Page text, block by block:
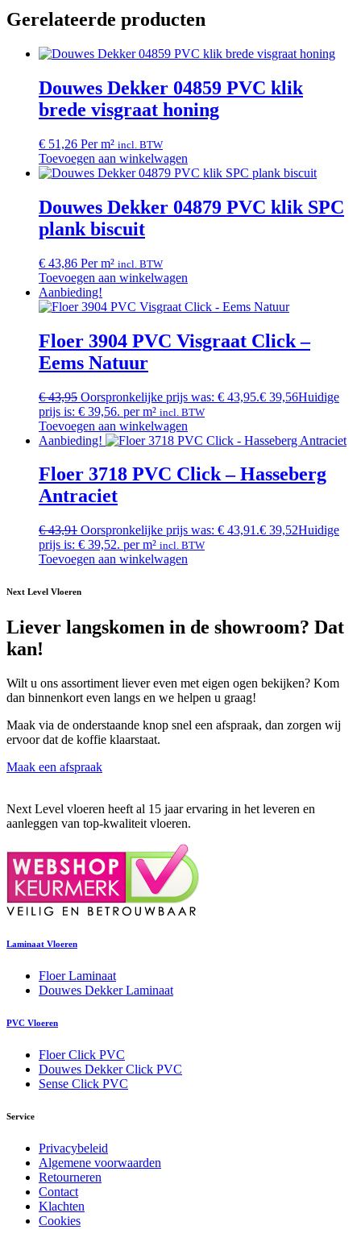
Gerelateerde producten
Douwes Dekker 04859 PVC klik
brede visgraat honing
€ 51,26 Per m² incl. BTW
Toevoegen aan winkelwagen
Douwes Dekker 04879 PVC klik SPC
plank biscuit
€ 43,86 Per m² incl. BTW
Toevoegen aan winkelwagen
Aanbieding!
Floer 3904 PVC Visgraat Click –
Eems Natuur
€43,95 Oorspronkelijke prijs was: € 43,95.€ 39,56Huidige
prijs is: € 39,56. per m² incl. BTW
Toevoegen aan winkelwagen
Aanbieding!
Floer 3718 PVC Click – Hasseberg
Antraciet
€43,91 Oorspronkelijke prijs was: € 43,91.€ 39,52Huidige
prijs is: € 39,52. per m² incl. BTW
Toevoegen aan winkelwagen
Next Level Vloeren
Liever langskomen in de showroom? Dat
kan!
Wilt u ons assortiment liever even met eigen ogen bekijken? Kom
dan binnenkort even langs en we helpen u graag!
Maak via de onderstaande knop snel een afspraak, dan zorgen wij
ervoor dat de koffie klaarstaat.
Maak een afspraak
Next Level vloeren heeft al 15 jaar ervaring in het leveren en
aanleggen van top-kwaliteit vloeren.
Laminaat Vloeren
Floer Laminaat
Douwes Dekker Laminaat
PVC Vloeren
Floer Click PVC
Douwes Dekker Click PVC
Sense Click PVC
Service
Privacybeleid
Algemene voorwaarden
Retourneren
Contact
Klachten
Cookies